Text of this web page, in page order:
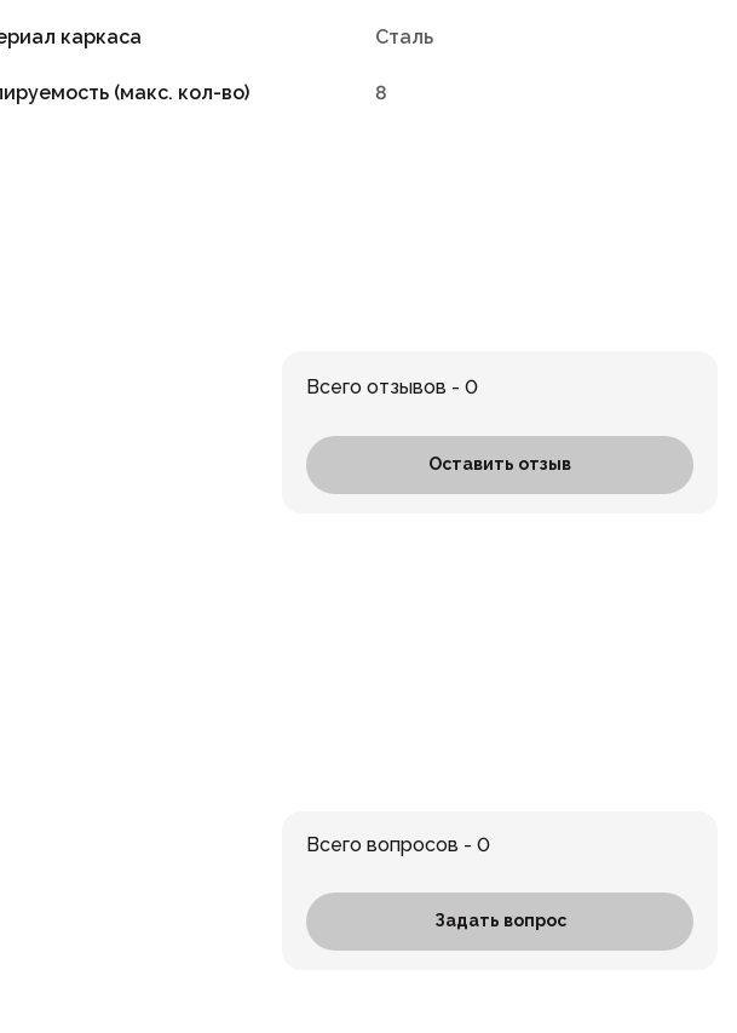
каркаса Сталь
(макс. кол-во) 8
Всего отзывов - 0
Оставить отзыв
Всего вопросов - 0
Задать вопрос